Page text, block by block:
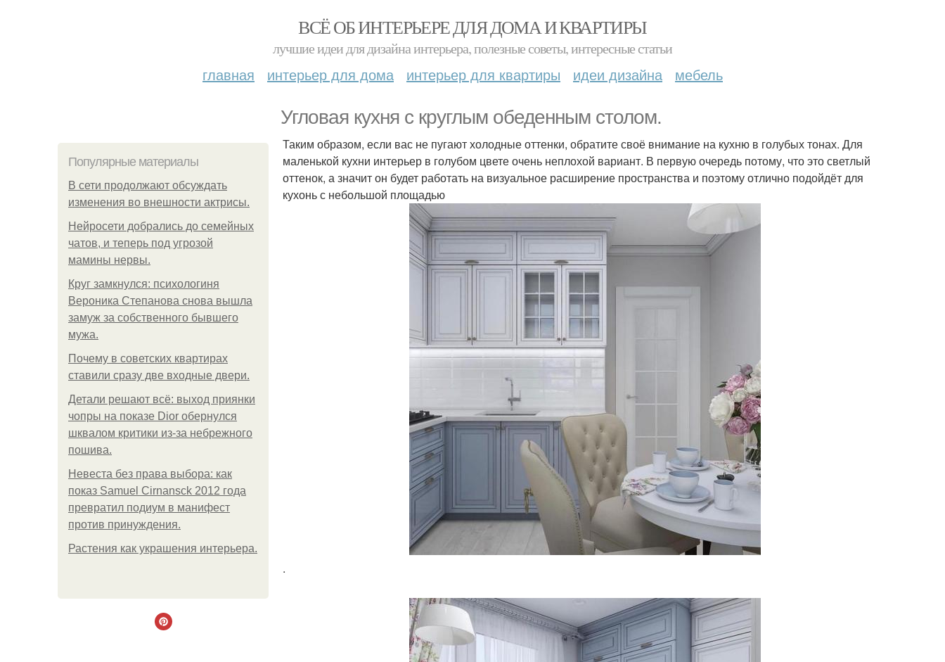
ВСЁ ОБ ИНТЕРЬЕРЕ ДЛЯ ДОМА И КВАРТИРЫ
лучшие идеи для дизайна интерьера, полезные советы, интересные статьи
главная интерьер для дома интерьер для квартиры идеи дизайна мебель
Угловая кухня с круглым обеденным столом.
Популярные материалы
В сети продолжают обсуждать
изменения во внешности актрисы.
Нейросети добрались до семейных
чатов, и теперь под угрозой
мамины нервы.
Круг замкнулся: психологиня
Вероника Степанова снова вышла
замуж за собственного бывшего
мужа.
Почему в советских квартирах
ставили сразу две входные двери.
Детали решают всё: выход приянки
чопры на показе Dior обернулся
шквалом критики из-за небрежного
пошива.
Невеста без права выбора: как
показ Samuel Cirnansck 2012 года
превратил подиум в манифест
против принуждения.
Растения как украшения интерьера.
Таким образом, если вас не пугают холодные оттенки, обратите своё внимание на кухню в голубых тонах. Для
маленькой кухни интерьер в голубом цвете очень неплохой вариант. В первую очередь потому, что это светлый
оттенок, а значит он будет работать на визуальное расширение пространства и поэтому отлично подойдёт для
кухонь с небольшой площадью
.